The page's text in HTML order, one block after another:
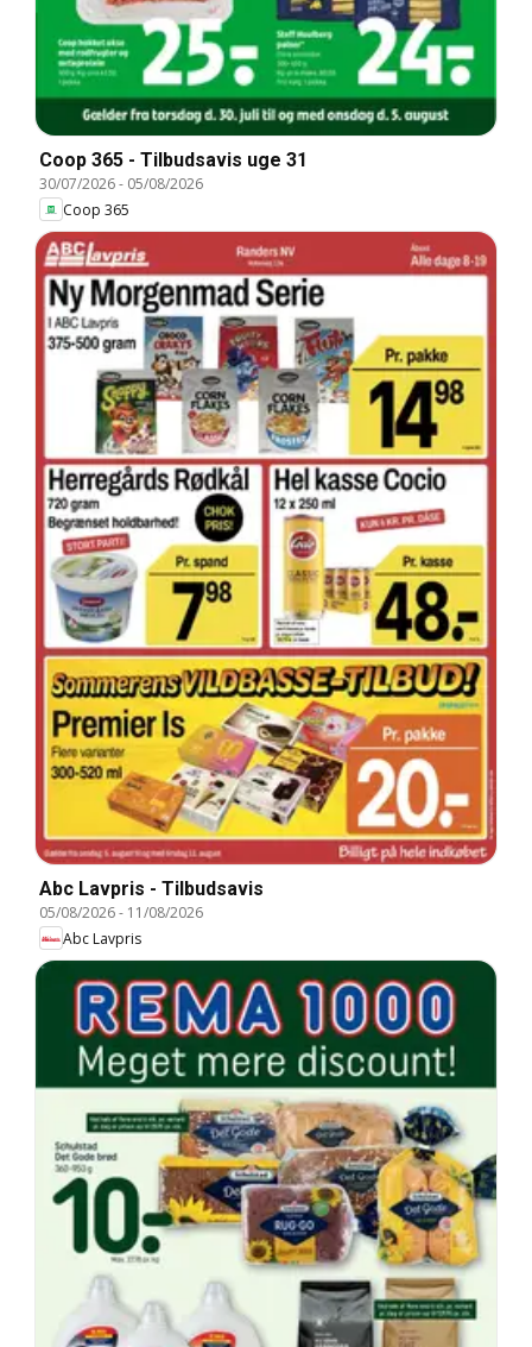
Coop 365 - Tilbudsavis uge 31
30/07/2026- 05/08/2026
Coop 365
Abc Lavpris - Tilbudsavis
05/08/2026- 11/08/2026
Abc Lavpris